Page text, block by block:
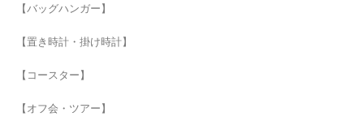
【バッグハンガー】
【置き時計・掛け時計】
【コースター】
【オフ会・ツアー】